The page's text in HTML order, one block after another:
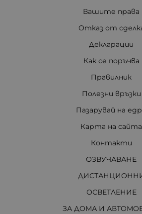
Вашите права
Отказ от
Декларации
Как се поръчва
Правилник
Полезни връзки
Пазарувай на
Карта на сайта
Контакти
ОЗВУЧАВАНЕ
ОСВЕТЛЕНИЕ
ЗА ДОМА И